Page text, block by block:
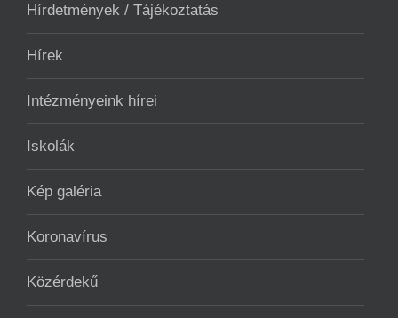
Hírdetmények / Tájékoztatás
Hírek
Intézményeink hírei
Iskolák
Kép galéria
Koronavírus
Közérdekű